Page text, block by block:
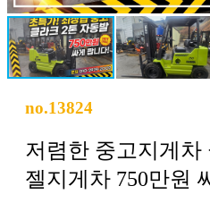
no.13824
저렴한 중고지게차
젤지게차 750만원